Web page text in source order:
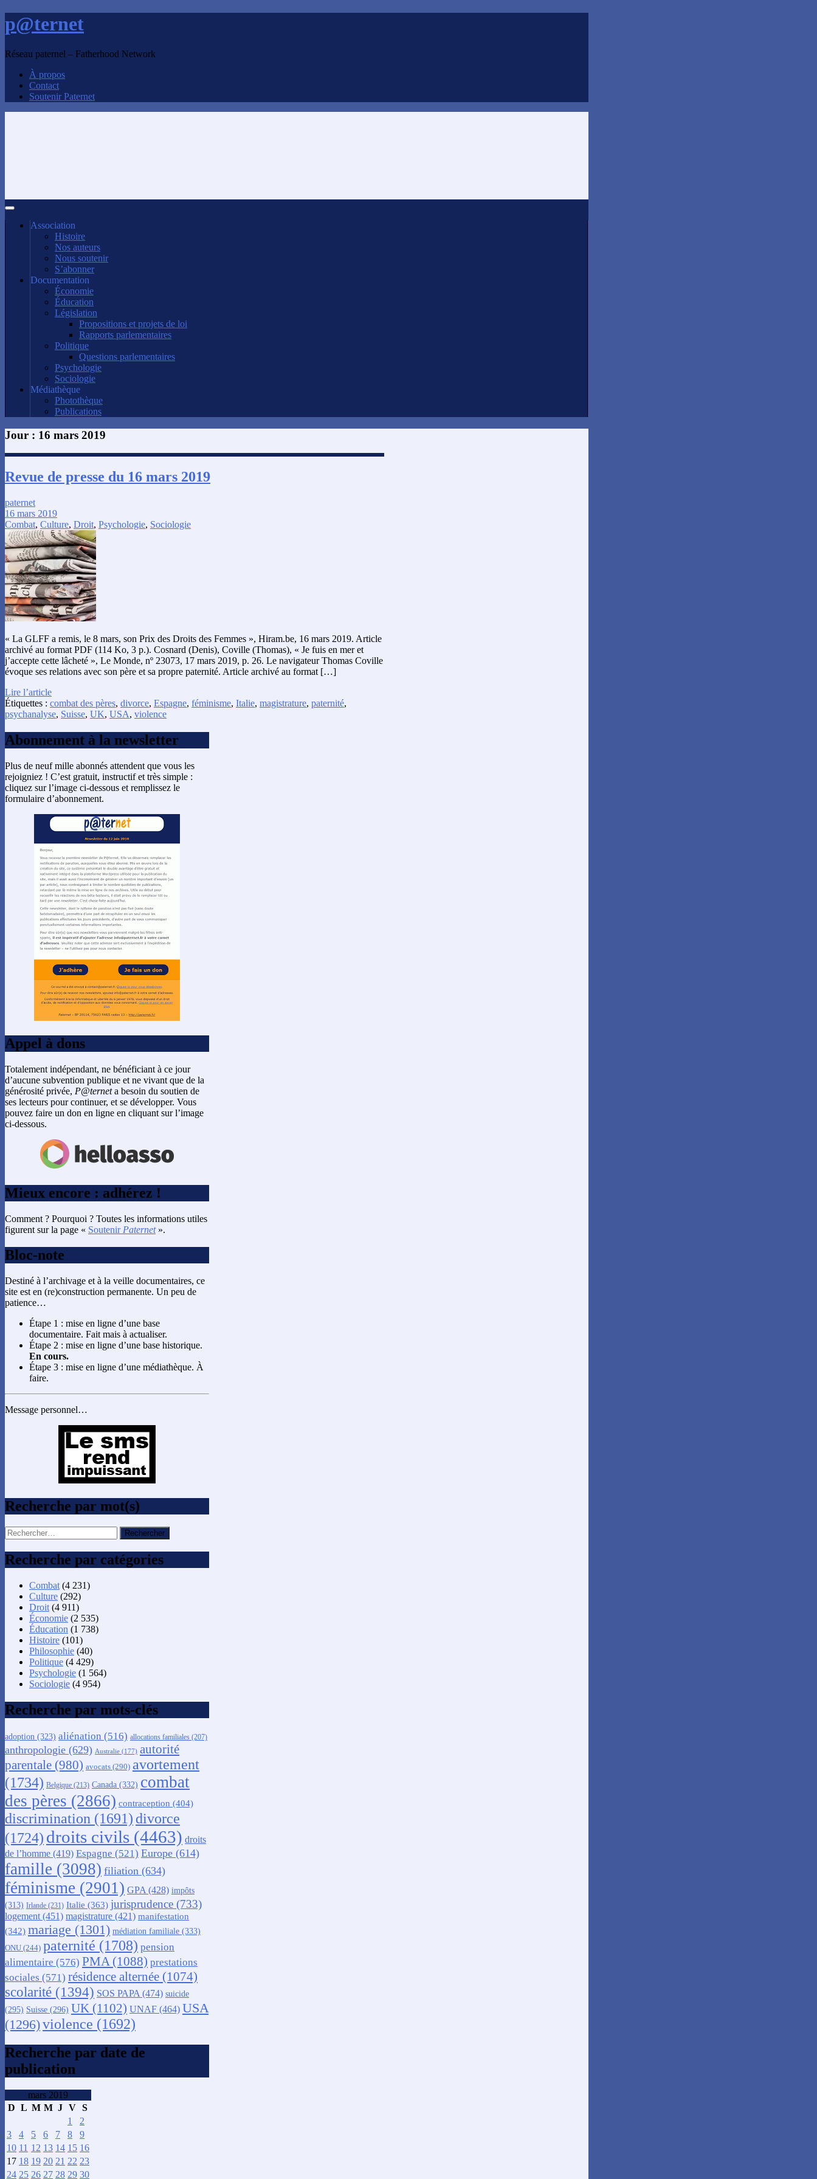
p@ternet
Réseau paternel – Fatherhood Network
À propos
Contact
Soutenir Paternet
Association
Histoire
Nos auteurs
Nous soutenir
S’abonner
Documentation
Économie
Éducation
Législation
Propositions et projets de loi
Rapports parlementaires
Politique
Questions parlementaires
Psychologie
Sociologie
Médiathèque
Photothèque
Publications
Jour : 16 mars 2019
Revue de presse du 16 mars 2019
paternet
16 mars 2019
Combat, Culture, Droit, Psychologie, Sociologie
« La GLFF a remis, le 8 mars, son Prix des Droits des Femmes », Hiram.be, 16 mars 2019. Article
archivé au format PDF (114 Ko, 3 p.). Cosnard (Denis), Coville (Thomas), « Je fuis en mer et
j’accepte cette lâcheté », Le Monde, nº 23073, 17 mars 2019, p. 26. Le navigateur Thomas Coville
évoque ses relations avec son père et sa propre paternité. Article archivé au format […]
Lire l’article
Étiquettes : combat des pères, divorce, Espagne, féminisme, Italie, magistrature, paternité,
psychanalyse, Suisse, UK, USA, violence
Abonnement à la newsletter
Plus de neuf mille abonnés attendent que vous les
rejoigniez ! C’est gratuit, instructif et très simple :
cliquez sur l’image ci-dessous et remplissez le
formulaire d’abonnement.
Appel à dons
Totalement indépendant, ne bénéficiant à ce jour
d’aucune subvention publique et ne vivant que de la
générosité privée, P@terneta besoin du soutien de
ses lecteurs pour continuer, et se développer. Vous
pouvez faire un don en ligne en cliquant sur l’image
ci-dessous.
Mieux encore : adhérez !
Comment ? Pourquoi ? Toutes les informations utiles
figurent sur la page « Soutenir Paternet».
Bloc-note
Destiné à l’archivage et à la veille documentaires, ce
site est en (re)construction permanente. Un peu de
patience…
Étape 1 : mise en ligne d’une base
documentaire. Fait mais à actualiser.
Étape 2 : mise en ligne d’une base historique.
En cours.
Étape 3 : mise en ligne d’une médiathèque. À
faire.
Message personnel…
Recherche par mot(s)
Rechercher :
Recherche par catégories
Combat (4 231)
Culture (292)
Droit (4 911)
Économie (2 535)
Éducation (1 738)
Histoire (101)
Philosophie (40)
Politique (4 429)
Psychologie (1 564)
Sociologie (4 954)
Recherche par mots-clés
adoption (323) aliénation (516) allocations familiales (207)
anthropologie (629) Australie (177) autorité
parentale (980) avocats (290) avortement
(1734) Belgique (213) Canada (332) combat
des pères (2866) contraception (404)
discrimination (1691) divorce
(1724) droits civils (4463) droits
de l’homme (419) Espagne (521) Europe (614)
famille (3098) filiation (634)
féminisme (2901) GPA (428) impôts
(313) Irlande (231) Italie (363) jurisprudence (733)
logement (451) magistrature (421) manifestation
(342) mariage (1301) médiation familiale (333)
ONU (244) paternité (1708) pension
alimentaire (576) PMA(1088) prestations
sociales (571) résidence alternée (1074)
scolarité (1394) SOS PAPA(474) suicide
(295) Suisse (296) UK (1102) UNAF (464) USA
(1296)violence (1692)
Recherche par date de
publication
mars 2019
D L M M J V S
1
2
3
4 5 6 7 8
9
10 11 12 13 14 15 16
17 18 19 20 21 22 23
24 25 26 27 28 29 30